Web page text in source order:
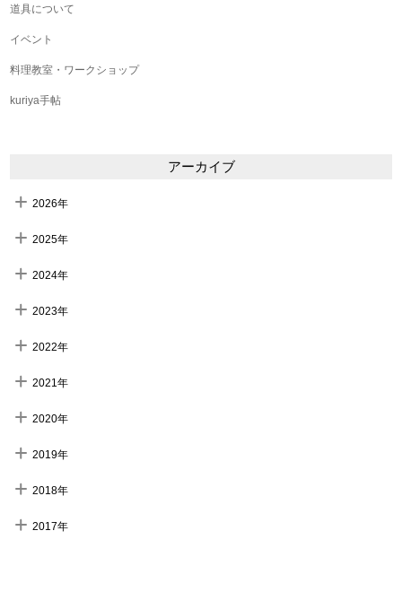
道具について
イベント
料理教室・ワークショップ
kuriya手帖
アーカイブ
2026年
2025年
2024年
2023年
2022年
2021年
2020年
2019年
2018年
2017年